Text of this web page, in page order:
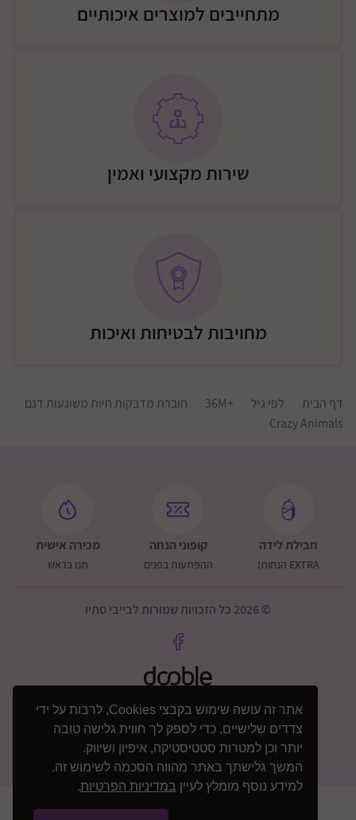
אתר זה עושה שימוש בקבצי Cookies, לרבות על ידי
צדדים שלישיים, כדי לספק לך חווית גלישה טובה
יותר וכן למטרות סטטיסטיקה, איפיון ושיווק.
המשך גלישתך באתר מהווה הסכמה לשימוש זה.
למידע נוסף מומלץ לעיין במדיניות הפרטיות.
מתחייבים למוצרים איכותיים
שירות מקצועי ואמין
מחויבות לבטיחות ואיכות
דף הבית לפי גיל +36M
חוברת מדבקות חיות משוגעות דגם
Crazy Animals
חבילת לידה
EXTRA הנחות!
קופוני הנחה
ההפתעות בפנים
מכירה אישית
תנו בראש
© 2026 כל הזכויות שמורות לבייבי סתיו